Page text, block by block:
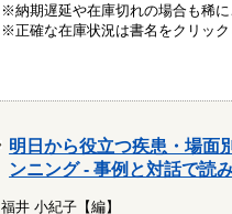
※納期遅延や在庫切れの場合も稀に
※正確な在庫状況は書名をクリック
明日から役立つ疾患・場面
ンニング - 事例と対話で読
福井 小紀子【編】